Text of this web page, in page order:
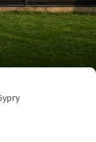
экскурсии доп.
из
экскурсии
документов и